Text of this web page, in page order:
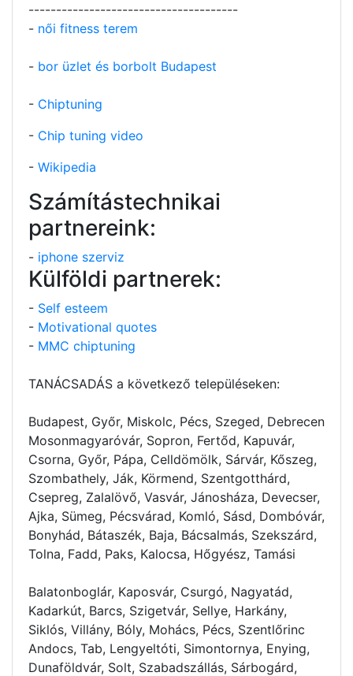
--------------------------------------
- női fitness terem
- bor üzlet és borbolt Budapest
- Chiptuning
- Chip tuning video
- Wikipedia
Számítástechnikai
partnereink:
- iphone szerviz
Külföldi partnerek:
- Self esteem
- Motivational quotes
- MMC chiptuning
TANÁCSADÁS a következő településeken:
Budapest, Győr, Miskolc, Pécs, Szeged, Debrecen
Mosonmagyaróvár, Sopron, Fertőd, Kapuvár,
Csorna, Győr, Pápa, Celldömölk, Sárvár, Kőszeg,
Szombathely, Ják, Körmend, Szentgotthárd,
Csepreg, Zalalövő, Vasvár, Jánosháza, Devecser,
Ajka, Sümeg, Pécsvárad, Komló, Sásd, Dombóvár,
Bonyhád, Bátaszék, Baja, Bácsalmás, Szekszárd,
Tolna, Fadd, Paks, Kalocsa, Hőgyész, Tamási
Balatonboglár, Kaposvár, Csurgó, Nagyatád,
Kadarkút, Barcs, Szigetvár, Sellye, Harkány,
Siklós, Villány, Bóly, Mohács, Pécs, Szentlőrinc
Andocs, Tab, Lengyeltóti, Simontornya, Enying,
Dunaföldvár, Solt, Szabadszállás, Sárbogárd,